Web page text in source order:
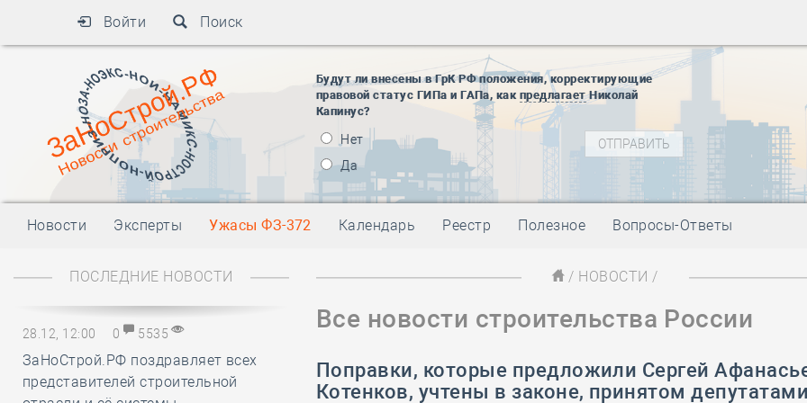
Войти Поиск
Будут ли внесены в ГрК РФ положения, корректирующие
правовой статус ГИПа и ГАПа, как предлагаетНиколай
Капинус?
Нет
Да
27 января
блокады
01 мая-
09 мая -
10 ноября
01 мая-
09 мая-
Новости Эксперты Ужасы ФЗ-372 Календарь Реестр Полезное Вопросы-Ответы
ПОСЛЕДНИЕ НОВОСТИ
28.12, 12:00 0 5535
ЗаНоСтрой.РФ поздравляет всех
представителей строительной
/ НОВОСТИ /
Все новости строительства России
Поправки, которые предложили Сергей
Котенков, учтены в законе, принятом депутатами